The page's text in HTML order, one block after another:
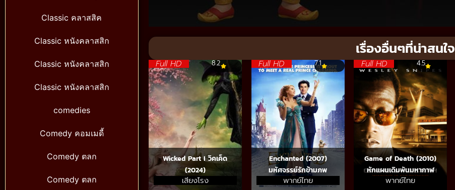
Classic คลาสสิค
Classic หนังคลาสสิก
Classic หนังคลาสสิก
Classic หนังคลาสสิก
comedies
Comedy คอมเมดี้
Comedy ตลก
Comedy ตลก
90%
เรื่องอื่นๆที่น่าสนใจ
Full HD 8.2
Wicked Part I วิคเค็ด
(2024)
เสียงโรง
Full HD 7.1
Enchanted (2007)
มหัศจรรย์รักข้ามภพ
พากย์ไทย
Full HD 4.5
Game of Death (2010)
หักแผนเดิมพันมหากาฬ
พากย์ไทย